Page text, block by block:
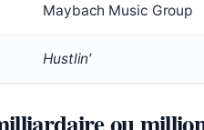
Maybach Music Group
Hustlin’